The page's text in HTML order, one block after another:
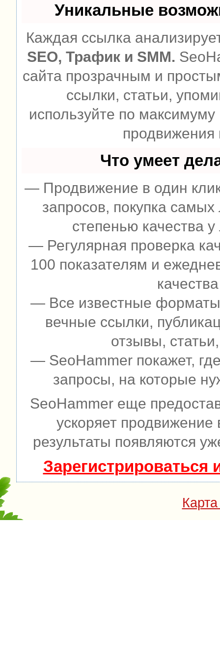
Уникальные
Каждая ссылка
SEO, Трафик и SMM.
сайта прозрачным и
ссылки, статьи,
используйте по
продвижения
Что умеет
— Продвижение в один
запросов, покупка
степенью качества
— Регулярная проверка
100 показателям и
— Все известные
вечные ссылки,
отзывы,
— SeoHammer покажет,
запросы, на которые
SeoHammer еще
ускоряет продвижение
результаты появляются
Зарегистрироваться